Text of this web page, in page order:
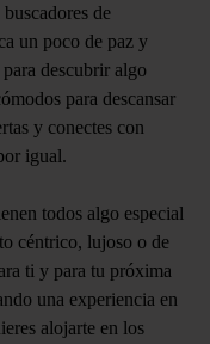
de
un poco de paz y
descubrir algo
para descansar
y conectes con
igual.
todos algo especial
céntrico, lujoso o de
ti y para tu próxima
una experiencia en
alojarte en los